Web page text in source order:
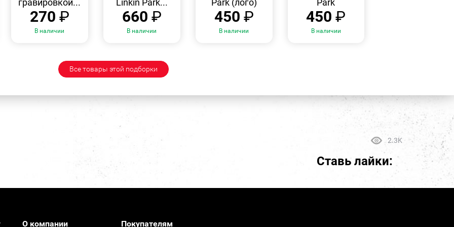
270 ₽
В наличии
660 ₽
В наличии
450 ₽
В наличии
450₽
В наличии
Все товары этой подборки
2.3K
Ставь лайки:
О компании Покупателям